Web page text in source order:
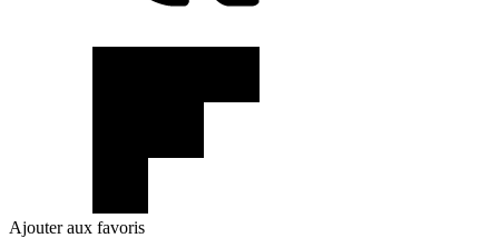
Ajouter aux favoris